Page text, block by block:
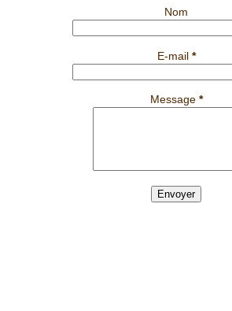
Nom
E-mail *
Message *